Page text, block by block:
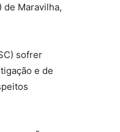
de Maravilha,
sofrer
e de